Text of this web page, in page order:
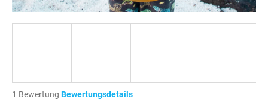
Die
1 Bewertung Bewertungsdetails
W